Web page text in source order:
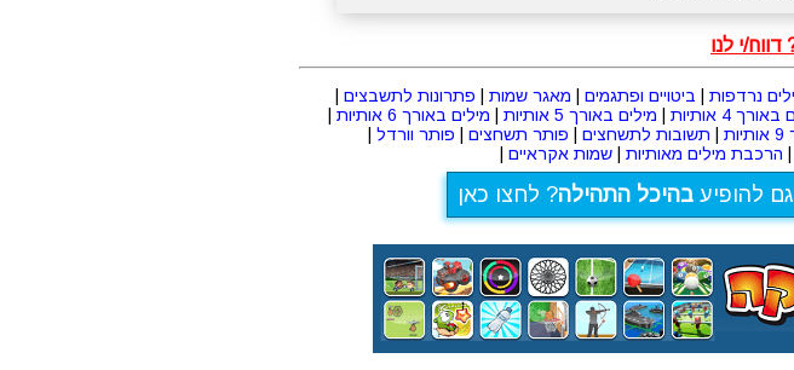
י לנו
נרדפות ביטויים ופתגמים מאגר שמות פתרונות לתשבצים
4 אותיות מילים באורך 5 אותיות מילים באורך 6 אותיות
תשובות לתשחצים פותר תשחצים פותר וורדל
הרכבת מילים מאותיות שמות אקראיים
להופיעבהיכל התהילה? לחצו כאן